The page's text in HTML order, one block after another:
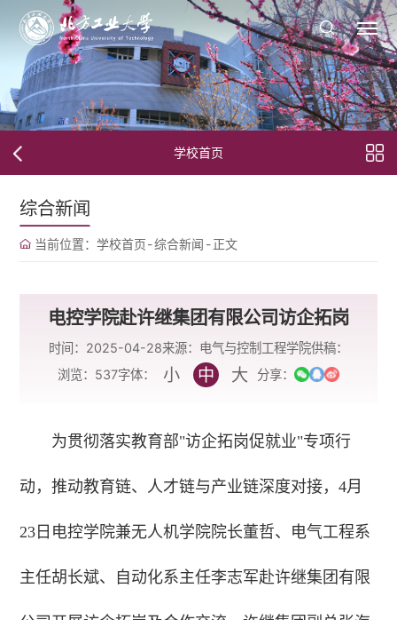
学校首页
综合新闻
当前位置： 学校首页-综合新闻 -正文
电控学院赴许继集团有限公司访企拓岗
时间：2025-04-28来源：电气与控制工程学院供稿：
浏览： 537字体： 小 中 大 分享：
为贯彻落实教育部"访企拓岗促就业"专项行
动，推动教育链、人才链与产业链深度对接，4月
23日电控学院兼无人机学院院长董哲、电气工程系
主任胡长斌、自动化系主任李志军赴许继集团有限